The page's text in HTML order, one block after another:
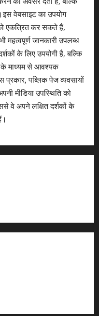
वेबसाइट का उपयोग
एकत्रित कर सकते हैं,
जानकारी उपलब्ध
के लिए उपयोगी है, बल्कि
के माध्यम से आवश्यक
पब्लिक पेज व्यवसायों
मीडिया उपस्थिति को
वे अपने लक्षित दर्शकों के